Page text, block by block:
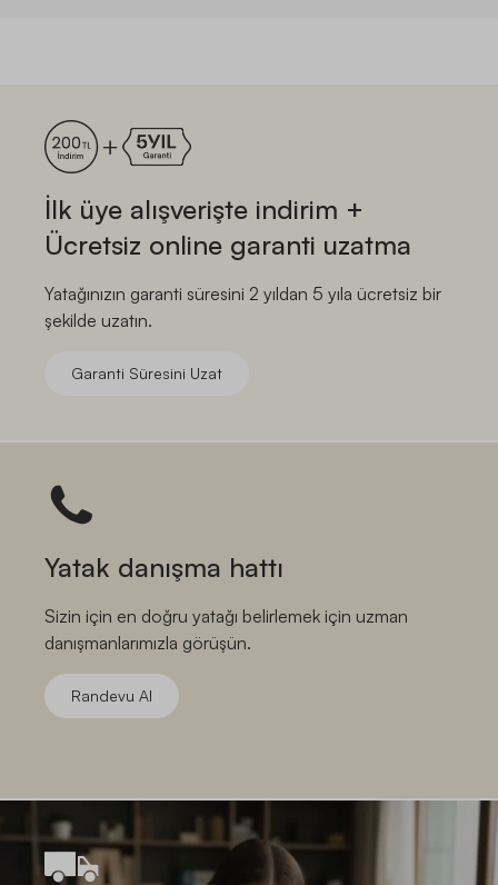
İlk üye alışverişte indirim +
Ücretsiz online garanti uzatma
Yatağınızın garanti süresini 2 yıldan 5 yıla ücretsiz bir
şekilde uzatın.
Garanti Süresini Uzat
Yatak danışma hattı
Sizin için en doğru yatağı belirlemek için uzman
danışmanlarımızla görüşün.
Randevu Al